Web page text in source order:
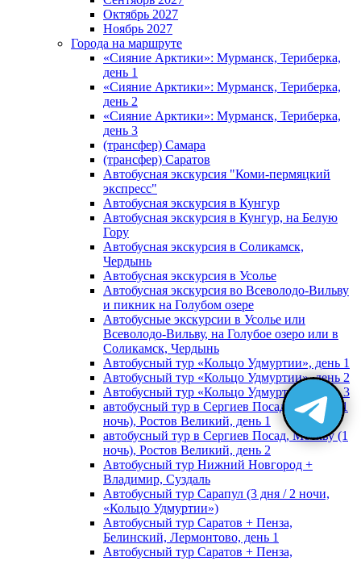
Октябрь 2027
Ноябрь 2027
Города на маршруте
«Сияние Арктики»: Мурманск, Териберка,
день 1
«Сияние Арктики»: Мурманск, Териберка,
день 2
«Сияние Арктики»: Мурманск, Териберка,
день 3
(трансфер) Самара
(трансфер) Саратов
Автобусная экскурсия "Коми-пермяцкий
экспресс"
Автобусная экскурсия в Кунгур
Автобусная экскурсия в Кунгур, на Белую
Гору
Автобусная экскурсия в Соликамск,
Чердынь
Автобусная экскурсия в Усолье
Автобусная экскурсия во Всеволодо-Вильву
и пикник на Голубом озере
Автобусные экскурсии в Усолье или
Всеволодо-Вильву, на Голубое озеро или в
Соликамск, Чердынь
Автобусный тур «Кольцо Удмуртии», день 1
Автобусный тур «Кольцо Удмуртии», день 2
Автобусный тур «Кольцо Удмуртии», день 3
автобусный тур в Сергиев Посад, Москву (1
ночь), Ростов Великий, день 1
автобусный тур в Сергиев Посад, Москву (1
ночь), Ростов Великий, день 2
Автобусный тур Нижний Новгород +
Владимир, Суздаль
Автобусный тур Сарапул (3 дня / 2 ночи,
«Кольцо Удмуртии»)
Автобусный тур Саратов + Пенза,
Белинский, Лермонтово, день 1
Автобусный тур Саратов + Пенза,